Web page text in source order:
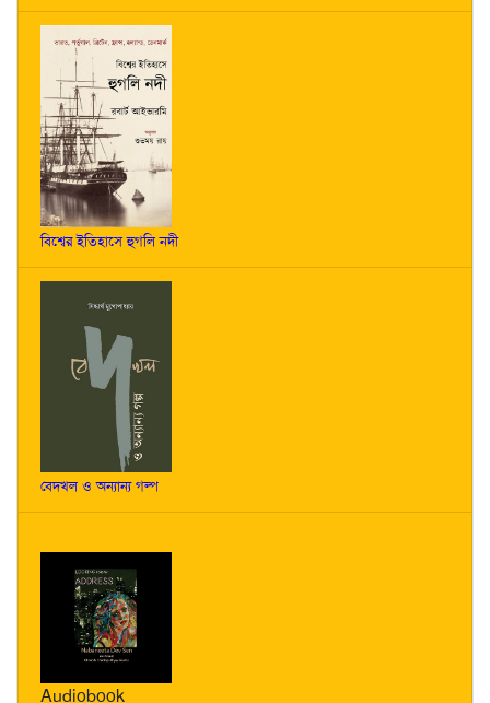
বিশ্বের ইতিহাসে হুগলি নদী
বেদখল ও অন্যান্য গল্প
Audiobook